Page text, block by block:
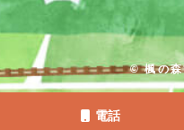
電話
© 楓の森